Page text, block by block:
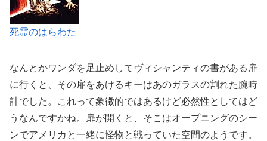
死霊のはらわた
なんとかワンダを足止めしてヴィシャンティの書がある扉
に行くと、その扉をあけるキーはあのガラスの割れた腕時
計でした。これって象徴的ではあるけど必然性としてはど
うなんですかね。扉が開くと、そこはオープニングのシー
ンでアメリカと一緒に怪物と戦っていた空間のようです。